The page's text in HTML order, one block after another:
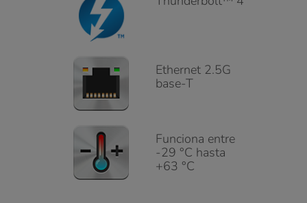
Ethernet 2.5G
base-T
Funciona entre
-29 °C hasta
+63 °C